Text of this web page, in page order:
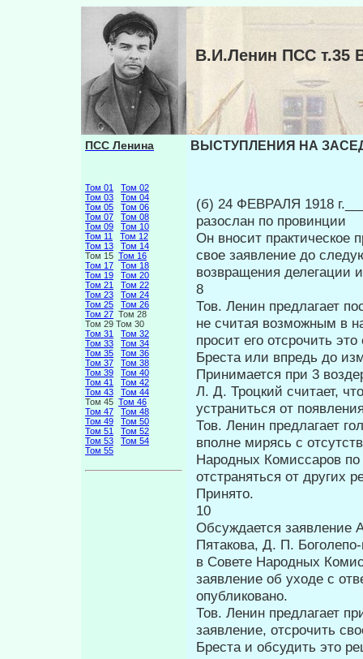
В.И.Ленин ПСС
ПСС Ленина
Том 01
Том 02
Том 03
Том 04
Том 05
Том 06
Том 07
Том 08
Том 09
Том 10
Том 11
Том 12
Том 13
Том 14
Том 15 Том 16
Том 17
Том 18
Том 19
Том 20
Том 21
Том 22
Том 23
Том 24
Том 25
Том 26
Том 27 Том 28
Том 29 Том 30
Том 31
Том 32
Том 33
Том 34
Том 35
Том 36
Том 37
Том 38
Том 39
Том 40
Том 41
Том 42
Том 43
Том 44
Том 45 Том 46
Том 47
Том 48
Том 49
Том 50
Том 51
Том 52
Том 53
Том 54
Том 55
ВЫСТУПЛЕНИЯ НА
(б) 24 ФЕВРАЛЯ 1918
разослан по провинции
Он вносит практическое
свое заяв­ление до
возвращения делега­ции
8
Тов. Ленин предлагает
не счи­тая возможным в
просит его отсро­чить
Бреста или впредь до
Принимается при 3
Л. Д. Троцкий считает,
устраниться от
Тов. Ленин предлагает
вполне мирясь с
Народных Комиссаров по
отстраняться от других
Принято.
10
Обсуждается
Пятакова, Д. П.
в Совете Народных
заявление об уходе с
опуб­ликовано.
Тов. Ленин предлагает
заявление, отсро­чить
Бреста и обсудить это